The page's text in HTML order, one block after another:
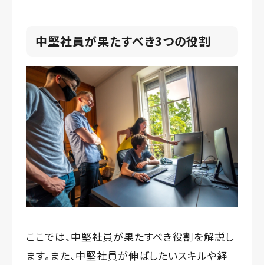
中堅社員が果たすべき3つの役割
ここでは、中堅社員が果たすべき役割を解説し
ます。また、中堅社員が伸ばしたいスキルや経